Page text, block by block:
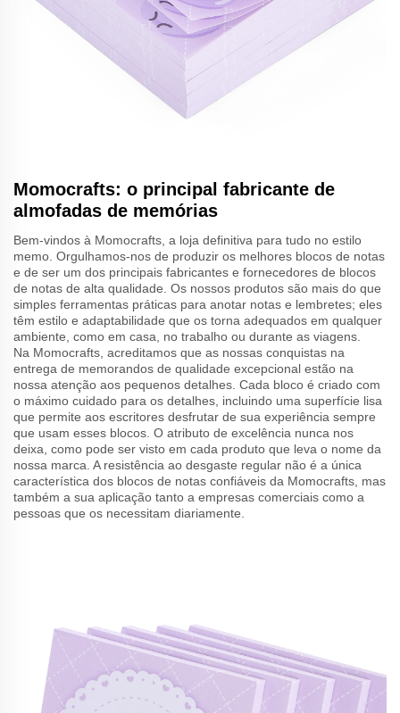
Momocrafts: o principal fabricante de
almofadas de memórias
Bem-vindos à Momocrafts, a loja definitiva para tudo no estilo
memo. Orgulhamos-nos de produzir os melhores blocos de notas
e de ser um dos principais fabricantes e fornecedores de blocos
de notas de alta qualidade. Os nossos produtos são mais do que
simples ferramentas práticas para anotar notas e lembretes; eles
têm estilo e adaptabilidade que os torna adequados em qualquer
ambiente, como em casa, no trabalho ou durante as viagens.
Na Momocrafts, acreditamos que as nossas conquistas na
entrega de memorandos de qualidade excepcional estão na
nossa atenção aos pequenos detalhes. Cada bloco é criado com
o máximo cuidado para os detalhes, incluindo uma superfície lisa
que permite aos escritores desfrutar de sua experiência sempre
que usam esses blocos. O atributo de excelência nunca nos
deixa, como pode ser visto em cada produto que leva o nome da
nossa marca. A resistência ao desgaste regular não é a única
característica dos blocos de notas confiáveis da Momocrafts, mas
também a sua aplicação tanto a empresas comerciais como a
pessoas que os necessitam diariamente.